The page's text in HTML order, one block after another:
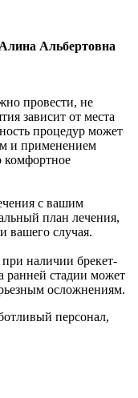
Альбертовна
провести, не
зависит от места
процедур может
и применением
комфортное
с вашим
план лечения,
вашего случая.
при наличии брекет-
ранней стадии может
осложнениям.
персонал,